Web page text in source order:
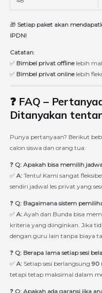
🎁 Setiap paket akan
IPDN!
Catatan:
✅ Bimbel privat offlinelebih
✅ Bimbel privat onlinelebih
❓ FAQ –
Ditanyakan
Punya pertanyaan? Berikut
calon siswa dan orang tua:
❓ Q: Apakah bisa memilih
✅ A: Tentu! Kami sangat
sendiri jadwal les privat yang
❓ Q: Bagaimana sistem
✅ A: Ayah dan Bunda bisa
kriteria yang diinginkan. Jika
dengan guru lain tanpa biaya
❓ Q: Berapa lama setiap sesi
✅ A: Setiap sesi berlangsung 90
tetapi tetap maksimal dalam
❓ Q: Apakah ada garansi jika